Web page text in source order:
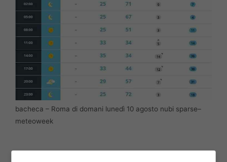
bacheca – Roma di domani lunedì 10 agosto nubi sparse–
meteoweek